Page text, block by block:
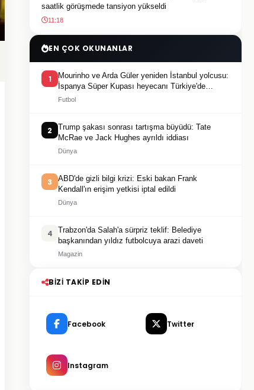
saatlik görüşmede tansiyon yükseldi
11:18
EN ÇOK OKUNANLAR
1
Mourinho ve Arda Güler yeniden İstanbul yolcusu:
İspanya Süper Kupası heyecanı Türkiye'de
yaşanacak
Futbol
2
Trump şakası sonrası tartışma büyüdü: Tate
McRae ve Jack Hughes ayrıldı iddiası
Dünya
3
ABD'de gizli bilgi krizi: Eski bakan Frank
Kendall'ın erişim yetkisi iptal edildi
Dünya
4
Trabzon'da Salah'a sürpriz teklif: Belediye
başkanından yıldız futbolcuya arazi daveti
Magazin
BIZI TAKIP EDIN
Facebook Twitter
Instagram